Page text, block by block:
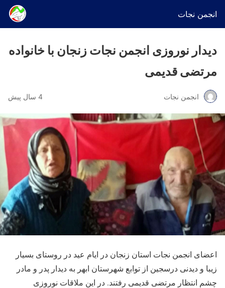
انجمن نجات
دیدار نوروزی انجمن نجات زنجان با خانواده
مرتضی قدیمی
انجمن نجات 4 سال پیش
اعضای انجمن نجات استان زنجان در ایام عید در روستای بسیار
زیبا و دیدنی درسجین از توابع شهرستان ابهر به دیدار پدر و مادر
چشم انتظار مرتضی قدیمی رفتند. در این ملاقات نوروزی